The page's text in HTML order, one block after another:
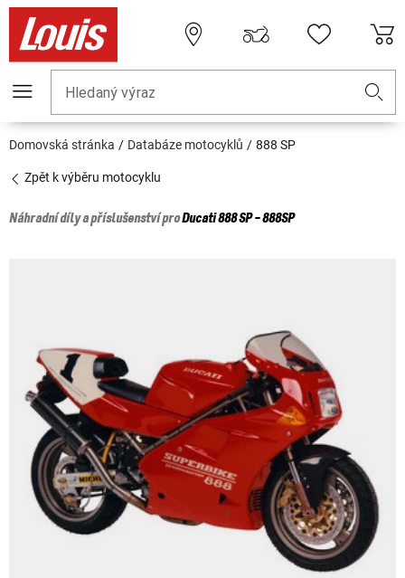
Hledaný výraz
Domovská stránka Databáze motocyklů 888 SP
Zpět k výběru motocyklu
Náhradní díly a příslušenství proDucati888 SP - 888SP